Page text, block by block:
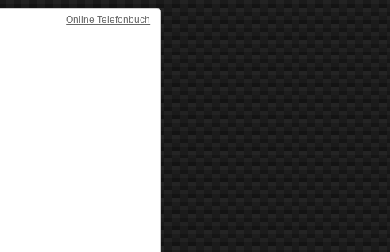
Online Telefonbuch